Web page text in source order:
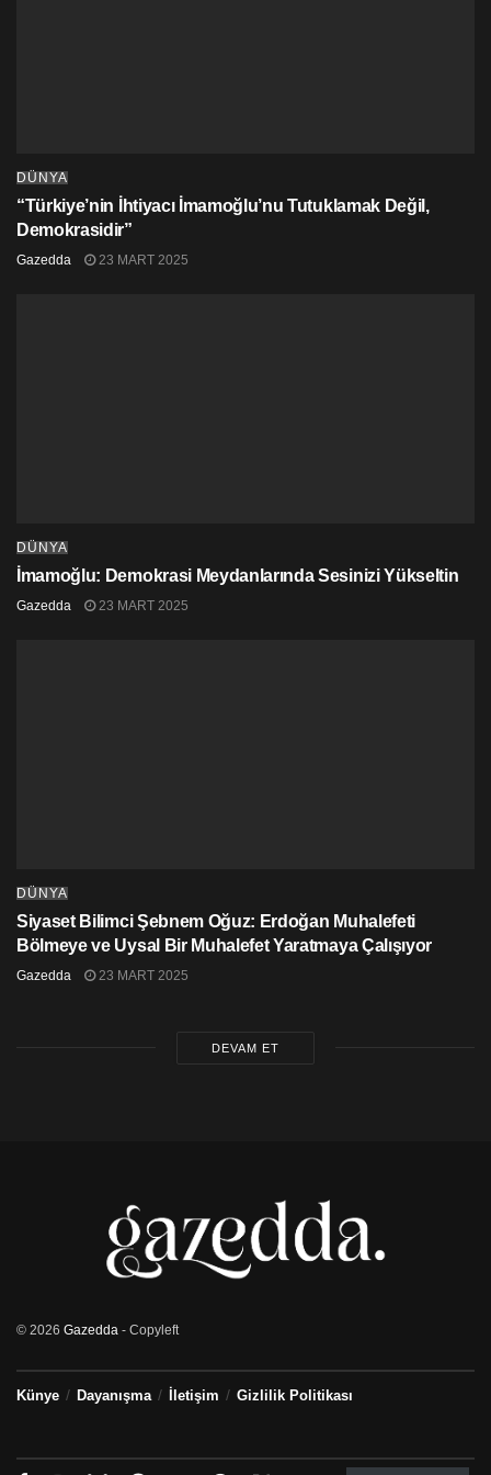
DÜNYA
“Türkiye’nin İhtiyacı İmamoğlu’nu Tutuklamak Değil,
Demokrasidir”
Gazedda 23 MART 2025
DÜNYA
İmamoğlu: Demokrasi Meydanlarında Sesinizi Yükseltin
Gazedda 23 MART 2025
DÜNYA
Siyaset Bilimci Şebnem Oğuz: Erdoğan Muhalefeti
Bölmeye ve Uysal Bir Muhalefet Yaratmaya Çalışıyor
Gazedda 23 MART 2025
DEVAM ET
© 2026 Gazedda - Copyleft
Künye Dayanışma İletişim Gizlilik Politikası